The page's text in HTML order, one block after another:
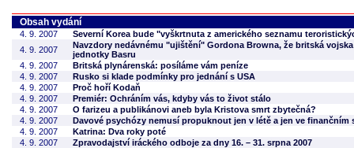
Obsah vydání
4. 9. 2007
Severní Korea bude "vyškrtnuta z amerického seznamu
4. 9. 2007
Navzdory nedávnému "ujištění" Gordona Browna, že britská
jednotky Basru
4. 9. 2007
Britská plynárenská: posíláme vám peníze
4. 9. 2007
Rusko si klade podmínky pro jednání s USA
4. 9. 2007
Proč hoří Kodaň
4. 9. 2007
Premiér: Ochráním vás, kdyby vás to život stálo
4. 9. 2007
O farizeu a publikánovi aneb byla Kristova smrt zbytečná?
4. 9. 2007
Davové psychózy nemusí propuknout jen v létě a jen ve finančním
4. 9. 2007
Katrina: Dva roky poté
4. 9. 2007
Zpravodajství iráckého odboje za dny 16. – 31. srpna 2007